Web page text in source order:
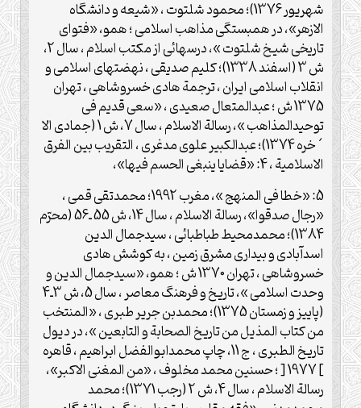
شهریور 1376)؛ محمود شلتوت ، «شیعه و دانشگاه
الازهر»، در همبستگی مذاهب اسلامی ؛ همو، «فتوای
تاریخی شیخ شلتوت »، درسهائی از مکتب اسلام ، سال 2،
ش 3 (اسفند 1338)؛ کلیم صدیقی ، نهضتهای اسلامی و
انقلاب اسلامی ایران ، ترجمة هادی خسروشاهی ، تهران
1375 ش ؛ عبدالمتعال صعیدی ، «سعی قدیم فی
توحیدالمذاهب »، رسالة الاسلام ، سال 7، ش 1 (جمادی الا
´خره 1374)؛ عبدالکبیر علوی مدغری ، التقریب بین الفرق
الاسلامیة ، 4: «قضایا ینبغی الحسم فیها»،
5: «خطا فی المنهج »، مغرب 1992؛ محمدتقی قمی ،
«رجال صدقوا»، رسالة الاسلام ، سال 14، ش 55 ـ56 (محرّم
1384)؛ محمدمحیط طباطبائی ، سیدجمال الدین
اسدآبادی و بیداری مشرق زمین ، به کوشش هادی
خسروشاهی ، تهران 1370 ش ؛ همو، «سیدجمال الدین و
وحدت اسلامی »، تاریخ و فرهنگ معاصر ، سال 5، ش 3ـ4
(پاییز و زمستان 1375)؛ محمدبن جریر طبری ، «المنتخب
من کتاب المذیل من تاریخ الصحابة و التابعین »، در دیول
تاریخ الطبری ، ج 11، چاپ محمدابوالفضل ابراهیم ، قاهره
] 1977 [ ؛ حسنین محمد مخلوف ، «من المغنی الاکبر»،
رسالة الاسلام ، سال 4، ش 2 (رجب 1371)؛ محمد